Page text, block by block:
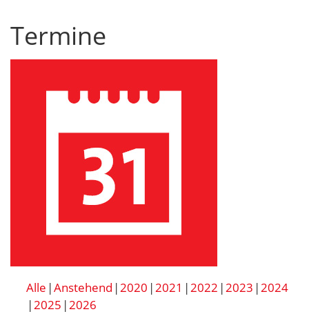
Termine
Alle Anstehend 2020 2021 2022 2023 2024
2025 2026